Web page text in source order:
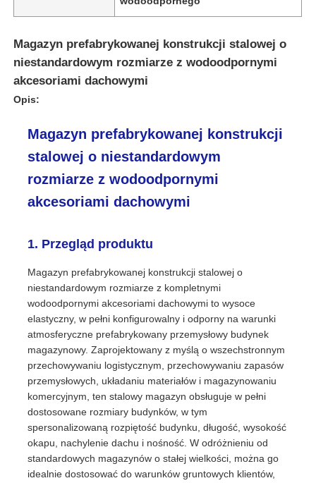
O nas
Wycieczka po fabryce
Kontrola jakości
Skontaktuj się z nami
Nowości
Sprawy
blog
Poproś o wycenę
Magazyn prefabrykowanej konstrukcji stalowej o
niestandardowym rozmiarze z wodoodpornymi
akcesoriami dachowymi
Opis:
Magazyn prefabrykowanej konstrukcji
stalowej o niestandardowym
rozmiarze z wodoodpornymi
akcesoriami dachowymi
1. Przegląd produktu
Magazyn prefabrykowanej konstrukcji stalowej o
niestandardowym rozmiarze z kompletnymi
wodoodpornymi akcesoriami dachowymi to wysoce
elastyczny, w pełni konfigurowalny i odporny na warunki
atmosferyczne prefabrykowany przemysłowy budynek
magazynowy. Zaprojektowany z myślą o wszechstronnym
przechowywaniu logistycznym, przechowywaniu zapasów
przemysłowych, układaniu materiałów i magazynowaniu
komercyjnym, ten stalowy magazyn obsługuje w pełni
dostosowane rozmiary budynków, w tym
spersonalizowaną rozpiętość budynku, długość, wysokość
okapu, nachylenie dachu i nośność. W odróżnieniu od
standardowych magazynów o stałej wielkości, można go
idealnie dostosować do warunków gruntowych klientów,